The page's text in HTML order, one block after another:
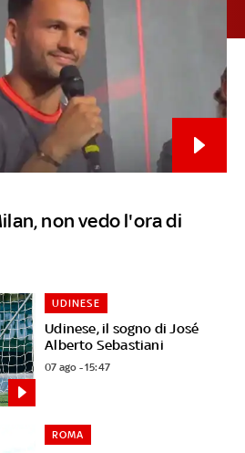
non vedo l'ora di
Udinese, il sogno di José
Alberto Sebastiani
UDINESE
07 ago - 15:47
ROMA